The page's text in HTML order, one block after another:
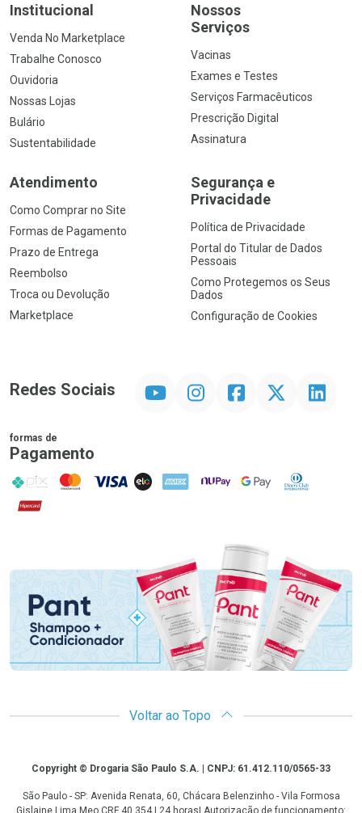
Institucional
Venda No Marketplace
Trabalhe Conosco
Ouvidoria
Nossas Lojas
Bulário
Sustentabilidade
Nossos
Serviços
Vacinas
Exames e Testes
Serviços Farmacêuticos
Prescrição Digital
Assinatura
Atendimento
Como Comprar no Site
Formas de Pagamento
Prazo de Entrega
Reembolso
Troca ou Devolução
Marketplace
Segurança e
Privacidade
Política de Privacidade
Portal do Titular de Dados
Pessoais
Como Protegemos os Seus
Dados
Configuração de Cookies
Redes Sociais InstagramFacebookTwitter Linkedin
formas de
Pagamento
PIX MasterCard
VISA ELO AMEX NuPay Google PayDiners Club
Hipercard
Promoção em Destaque
Voltar ao Topo
CopyrightCopyright © Drogaria São Paulo S.A. | CNPJ: 61.412.110/0565-33
São Paulo - SP: Avenida Renata, 60, Chácara Belenzinho - Vila Formosa
Gislaine Lima Meo CRF 40.354 | 24 horas| Autorização de funcionamento: